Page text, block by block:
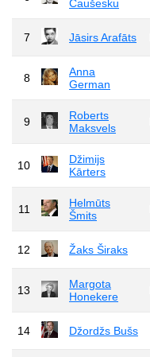
Čaušesku
7 Jāsirs Arafāts
8
Anna
German
9
Roberts
Maksvels
10
Džimijs
Kārters
11
Helmūts
Šmits
12 Žaks Širaks
13
Margota
Honekere
14 Džordžs Bušs